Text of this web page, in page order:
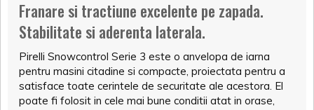
Franare si tractiune excelente pe zapada.
Stabilitate si aderenta laterala.
Pirelli Snowcontrol Serie 3 este o anvelopa de iarna
pentru masini citadine si compacte, proiectata pentru a
satisface toate cerintele de securitate ale acestora. El
poate fi folosit in cele mai bune conditii atat in orase,